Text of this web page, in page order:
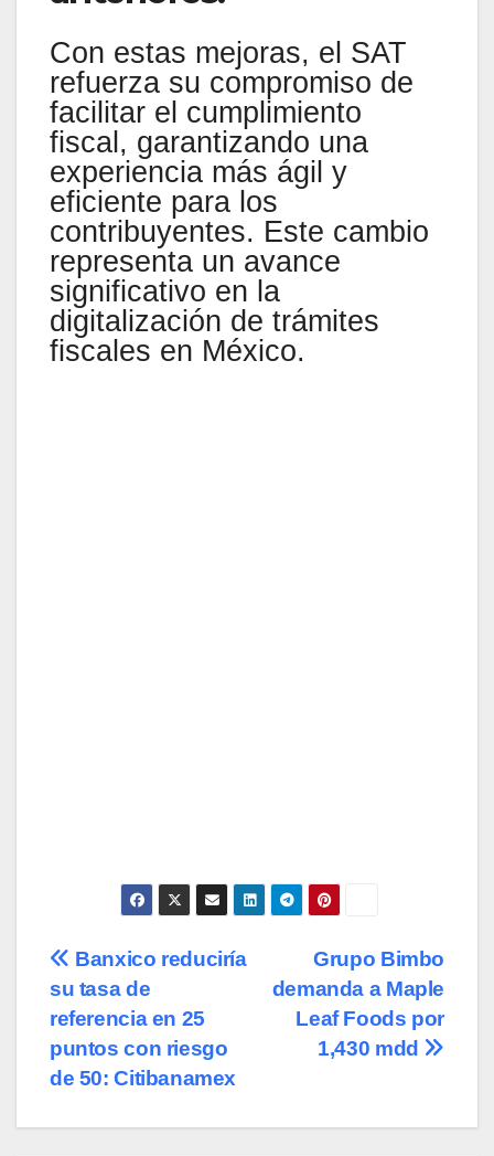
Con estas mejoras, el SAT
refuerza su compromiso de
facilitar el cumplimiento
fiscal, garantizando una
experiencia más ágil y
eficiente para los
contribuyentes. Este cambio
representa un avance
significativo en la
digitalización de trámites
fiscales en México.
Navegación
de
entradas
Grupo Bimbo
demanda a Maple
Leaf Foods por
1,430 mdd
Banxico reduciría
su tasa de
referencia en 25
puntos con riesgo
de 50: Citibanamex